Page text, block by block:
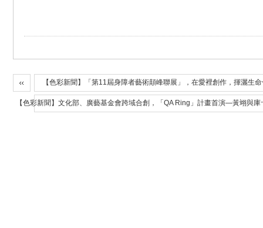
【色彩新聞】「第11屆身障者藝術顛峰聯展」，在愛裡創作，揮灑生
【色彩新聞】文化部、廣藝基金會跨域合創，「QA Ring」計畫首演—黃翊與